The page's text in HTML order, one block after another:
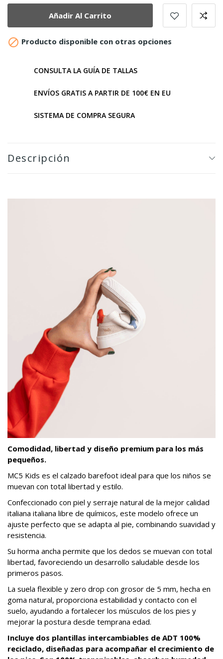
Añadir Al Carrito
 Producto disponible con otras opciones
CONSULTA LA GUÍA DE TALLAS
ENVÍOS GRATIS A PARTIR DE 100€ EN EU
SISTEMA DE COMPRA SEGURA
Descripción
Comodidad, libertad y diseño premium para los más
pequeños.
MC5 Kids es el calzado barefoot ideal para que los niños se
muevan con total libertad y estilo.
Confeccionado con piel y serraje natural de la mejor calidad
italiana italiana libre de químicos, este modelo ofrece un
ajuste perfecto que se adapta al pie, combinando suavidad y
resistencia.
Su horma ancha permite que los dedos se muevan con total
libertad, favoreciendo un desarrollo saludable desde los
primeros pasos.
La suela flexible y zero drop con grosor de 5 mm, hecha en
goma natural, proporciona estabilidad y contacto con el
suelo, ayudando a fortalecer los músculos de los pies y
mejorar la postura desde temprana edad.
Incluye dos plantillas intercambiables de ADT 100%
reciclado, diseñadas para acompañar el crecimiento de